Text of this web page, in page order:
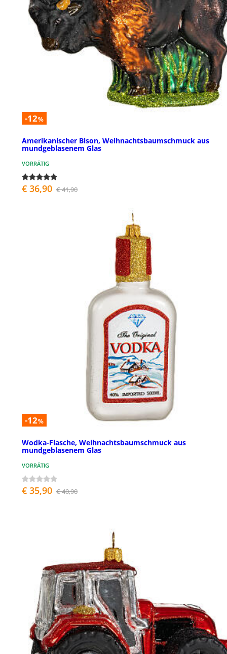
-12%
Amerikanischer Bison, Weihnachtsbaumschmuck aus
mundgeblasenem Glas
VORRÄTIG
€ 36,90 € 41,90
-12%
Wodka-Flasche, Weihnachtsbaumschmuck aus
mundgeblasenem Glas
VORRÄTIG
€ 35,90 € 40,90